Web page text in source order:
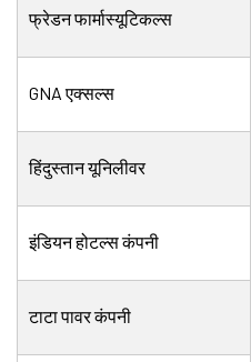
फ्रेडन फार्मास्यूटिकल्स
GNA एक्सल्स
हिंदुस्तान यूनिलीवर
इंडियन होटल्स कंपनी
टाटा पावर कंपनी